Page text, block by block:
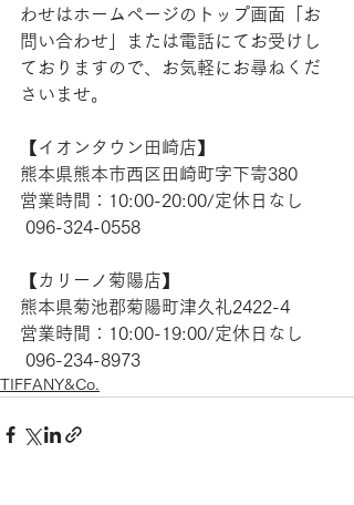
わせはホームページのトップ画面「お
問い合わせ」または電話にてお受けし
ておりますので、お気軽にお尋ねくだ
さいませ。
【​イオンタウン田崎店】
熊本県熊本市西区田崎町字下寄380
営業時間：10:00-20:00/定休日なし
096-324-0558
【​カリーノ菊陽店】
熊本県菊池郡菊陽町津久礼2422-4
営業時間：10:00-19:00/定休日なし
096-234-8973
TIFFANY&Co.